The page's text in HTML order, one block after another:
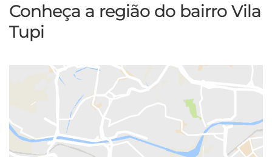
Conheça a região do bairro Vila
Tupi